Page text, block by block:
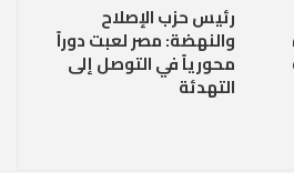
رئيس حزب الإصلاح
والنهضة: مصر لعبت دوراً
محورياً في التوصل إلى
التهدئة